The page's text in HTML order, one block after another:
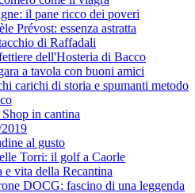
il pane ricco dei poveri
Prévost: essenza astratta
di Raffadali
dell'Hosteria di Bacco
a tavola con buoni amici
carichi di storia e spumanti metodo
in cantina
al gusto
Torri: il golf a Caorle
e vita della Recantina
DOCG: fascino di una leggenda